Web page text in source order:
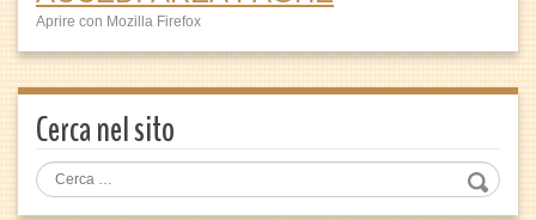
Aprire con Mozilla Firefox
Cerca nel sito